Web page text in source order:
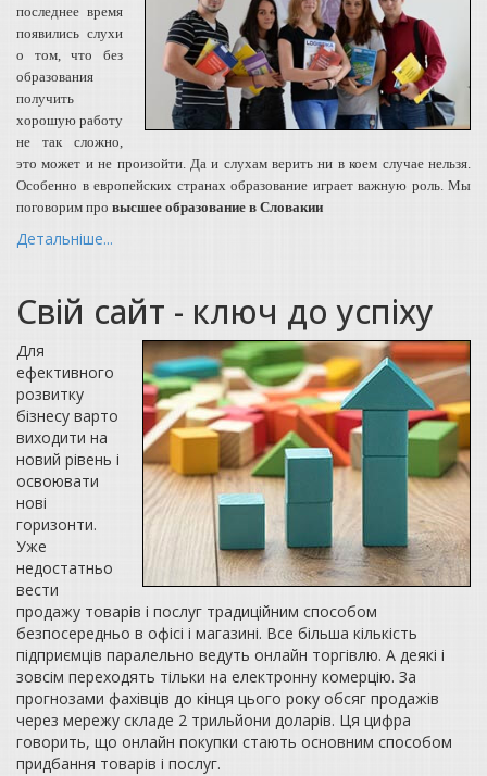
последнее время
появились слухи
о том, что без
образования
получить
хорошую работу
не так сложно,
это может и не произойти. Да и слухам верить ни в коем случае нельзя.
Особенно в европейских странах образование играет важную роль. Мы
поговорим про высшее образование в Словакии
Детальніше...
Свій сайт - ключ до успіху
Для
ефективного
розвитку
бізнесу варто
виходити на
новий рівень і
освоювати
нові
горизонти.
Уже
недостатньо
вести
продажу товарів і послуг традиційним способом
безпосередньо в офісі і магазині. Все більша кількість
підприємців паралельно ведуть онлайн торгівлю. А деякі і
зовсім переходять тільки на електронну комерцію. За
прогнозами фахівців до кінця цього року обсяг продажів
через мережу складе 2 трильйони доларів. Ця цифра
говорить, що онлайн покупки стають основним способом
придбання товарів і послуг.